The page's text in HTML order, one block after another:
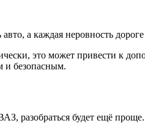
а каждая неровность дороге
это может привести к
и безопасным.
разобраться будет ещё